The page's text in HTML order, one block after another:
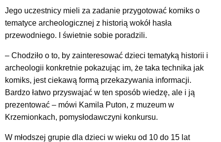
Jego uczestnicy mieli za zadanie przygotować komiks o
tematyce archeologicznej z historią wokół hasła
przewodniego. I świetnie sobie poradzili.
– Chodziło o to, by zainteresować dzieci tematyką historii i
archeologii konkretnie pokazując im, że taka technika jak
komiks, jest ciekawą formą przekazywania informacji.
Bardzo łatwo przyswajać w ten sposób wiedzę, ale i ją
prezentować – mówi Kamila Puton, z muzeum w
Krzemionkach, pomysłodawczyni konkursu.
W młodszej grupie dla dzieci w wieku od 10 do 15 lat